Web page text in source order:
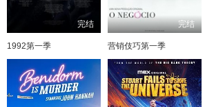
完结
1992第一季
完结
营销伎巧第一季